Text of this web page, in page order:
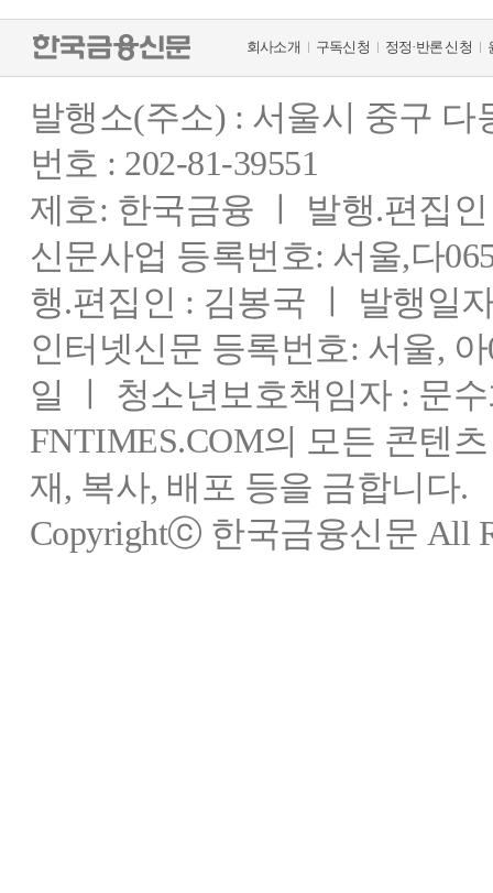
회사소개 구독신청 정정·반론 신청
발행소(주소) : 서울시 중구
번호 : 202-81-39551
제호: 한국금융 ㅣ 발행.편집
신문사업 등록번호: 서울,다
행.편집인 : 김봉국 ㅣ 발행일
인터넷신문 등록번호: 서울,
일 ㅣ 청소년보호책임자 : 문
FNTIMES.COM의 모든 콘텐
재, 복사, 배포 등을 금합니다.
Copyrightⓒ 한국금융신문 All